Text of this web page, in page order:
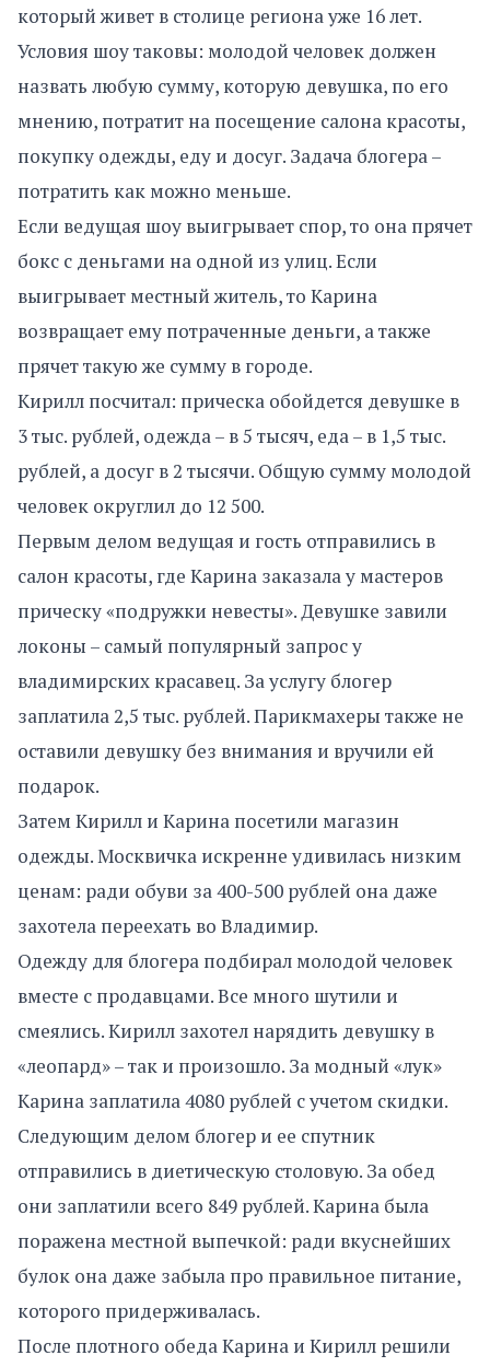
который живет в столице региона уже 16 лет.
Условия шоу таковы: молодой человек должен
назвать любую сумму, которую девушка, по его
мнению, потратит на посещение салона красоты,
покупку одежды, еду и досуг. Задача блогера –
потратить как можно меньше.
Если ведущая шоу выигрывает спор, то она прячет
бокс с деньгами на одной из улиц. Если
выигрывает местный житель, то Карина
возвращает ему потраченные деньги, а также
прячет такую же сумму в городе.
Кирилл посчитал: прическа обойдется девушке в
3 тыс. рублей, одежда – в 5 тысяч, еда – в 1,5 тыс.
рублей, а досуг в 2 тысячи. Общую сумму молодой
человек округлил до 12 500.
Первым делом ведущая и гость отправились в
салон красоты, где Карина заказала у мастеров
прическу «подружки невесты». Девушке завили
локоны – самый популярный запрос у
владимирских красавец. За услугу блогер
заплатила 2,5 тыс. рублей. Парикмахеры также не
оставили девушку без внимания и вручили ей
подарок.
Затем Кирилл и Карина посетили магазин
одежды. Москвичка искренне удивилась низким
ценам: ради обуви за 400-500 рублей она даже
захотела переехать во Владимир.
Одежду для блогера подбирал молодой человек
вместе с продавцами. Все много шутили и
смеялись. Кирилл захотел нарядить девушку в
«леопард» – так и произошло. За модный «лук»
Карина заплатила 4080 рублей с учетом скидки.
Следующим делом блогер и ее спутник
отправились в диетическую столовую. За обед
они заплатили всего 849 рублей. Карина была
поражена местной выпечкой: ради вкуснейших
булок она даже забыла про правильное питание,
которого придерживалась.
После плотного обеда Карина и Кирилл решили